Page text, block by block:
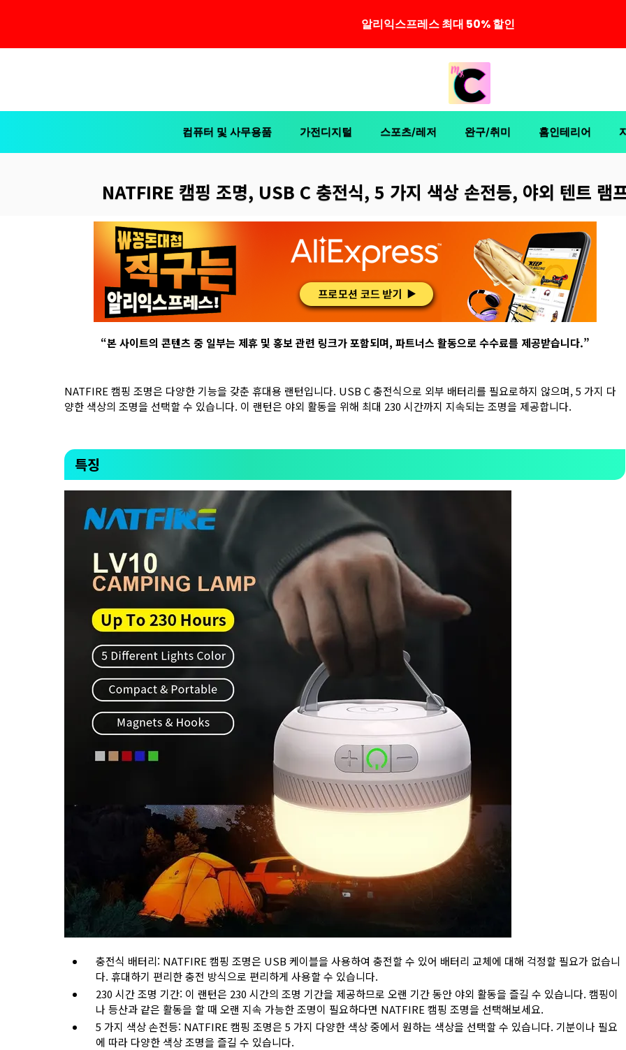
건
컴퓨터 및 사무용품 가전디지털 스포츠/레저 완구/취미 홈인테리어
NATFIRE 캠핑 조명, USB C 충전식, 5 가지 색상 손전등, 야외 텐트
“본 사이트의 콘텐츠 중 일부는 제휴 및 홍보 관련 링크가 포함되며, 파트너스 활동으로 수수료를 제공받습니다.”
NATFIRE 캠핑 조명은 다양한 기능을 갖춘 휴대용 랜턴입니다. USB C 충전식으로 외부 배터리를 필요로하지 않으며, 5 가지 다
양한 색상의 조명을 선택할 수 있습니다. 이 랜턴은 야외 활동을 위해 최대 230 시간까지 지속되는 조명을 제공합니다.
특징
충전식 배터리: NATFIRE 캠핑 조명은 USB 케이블을 사용하여 충전할 수 있어 배터리 교체에 대해 걱정할 필요가 없습니
다. 휴대하기 편리한 충전 방식으로 편리하게 사용할 수 있습니다.
230 시간 조명 기간: 이 랜턴은 230 시간의 조명 기간을 제공하므로 오랜 기간 동안 야외 활동을 즐길 수 있습니다. 캠핑이
나 등산과 같은 활동을 할 때 오랜 지속 가능한 조명이 필요하다면 NATFIRE 캠핑 조명을 선택해보세요.
5 가지 색상 손전등: NATFIRE 캠핑 조명은 5 가지 다양한 색상 중에서 원하는 색상을 선택할 수 있습니다. 기분이나 필요
에 따라 다양한 색상 조명을 즐길 수 있습니다.
알리익스프레스 최대 50% 할인